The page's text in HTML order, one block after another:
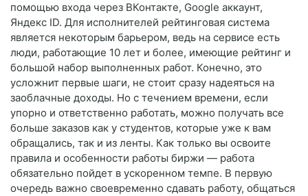
помощью входа через ВКонтакте, Google аккаунт,
Яндекс ID. Для исполнителей рейтинговая система
является некоторым барьером, ведь на сервисе есть
люди, работающие 10 лет и более, имеющие рейтинг и
большой набор выполненных работ. Конечно, это
усложнит первые шаги, не стоит сразу надеяться на
заоблачные доходы. Но с течением времени, если
упорно и ответственно работать, можно получать все
больше заказов как у студентов, которые уже к вам
обращались, так и из ленты. Как только вы освоите
правила и особенности работы биржи — работа
обязательно пойдет в ускоренном темпе. В первую
очередь важно своевременно сдавать работу, общаться